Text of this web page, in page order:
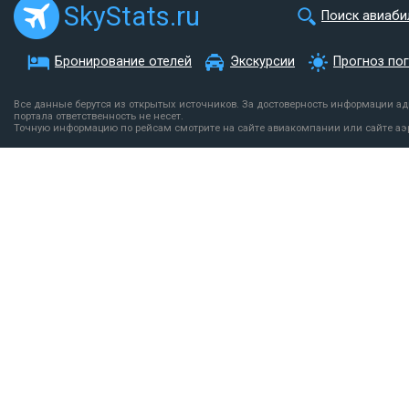
SkyStats.ru Поиск
Бронирование отелей Экскурсии Прогноз
Все данные берутся из открытых источников. За достоверность информации
портала ответственность не несет.
Точную информацию по рейсам смотрите на сайте авиакомпании или сайте